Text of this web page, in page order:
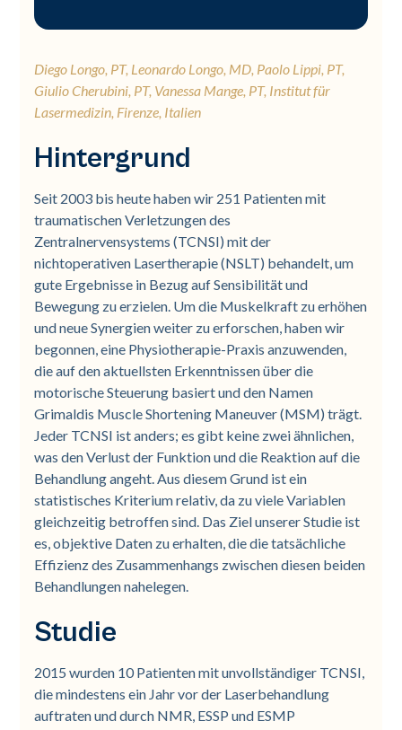
Diego Longo, PT, Leonardo Longo, MD, Paolo Lippi, PT,
Giulio Cherubini, PT, Vanessa Mange, PT, Institut für
Lasermedizin, Firenze, Italien
Hintergrund
Seit 2003 bis heute haben wir 251 Patienten mit
traumatischen Verletzungen des
Zentralnervensystems (TCNSI) mit der
nichtoperativen Lasertherapie (NSLT) behandelt, um
gute Ergebnisse in Bezug auf Sensibilität und
Bewegung zu erzielen. Um die Muskelkraft zu erhöhen
und neue Synergien weiter zu erforschen, haben wir
begonnen, eine Physiotherapie-Praxis anzuwenden,
die auf den aktuellsten Erkenntnissen über die
motorische Steuerung basiert und den Namen
Grimaldis Muscle Shortening Maneuver (MSM) trägt.
Jeder TCNSI ist anders; es gibt keine zwei ähnlichen,
was den Verlust der Funktion und die Reaktion auf die
Behandlung angeht. Aus diesem Grund ist ein
statistisches Kriterium relativ, da zu viele Variablen
gleichzeitig betroffen sind. Das Ziel unserer Studie ist
es, objektive Daten zu erhalten, die die tatsächliche
Effizienz des Zusammenhangs zwischen diesen beiden
Behandlungen nahelegen.
Studie
2015 wurden 10 Patienten mit unvollständiger TCNSI,
die mindestens ein Jahr vor der Laserbehandlung
auftraten und durch NMR, ESSP und ESMP